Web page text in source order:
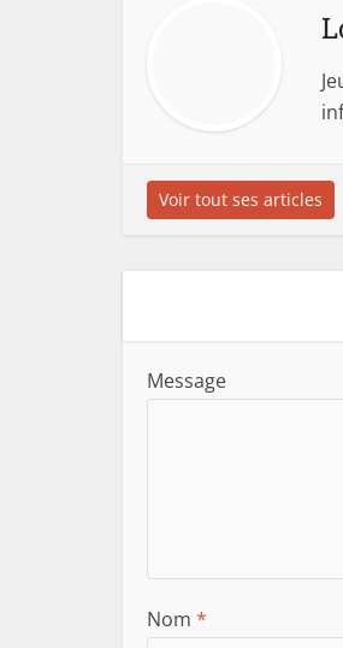
Voir tout ses articles
Message
Nom *